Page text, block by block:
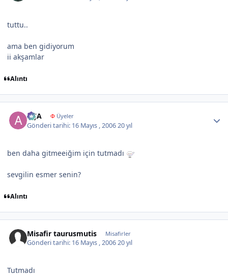
tuttu..
ama ben gidiyorum
ii akşamlar
Alıntı
AÇA ΦÜyeler
Gönderi tarihi: 16 Mayıs , 200620 yıl
ben daha gitmeeiğim için tutmadı
sevgilin esmer senin?
Alıntı
Misafir taurusmutis Misafirler
Gönderi tarihi: 16 Mayıs , 200620 yıl
Tutmadı